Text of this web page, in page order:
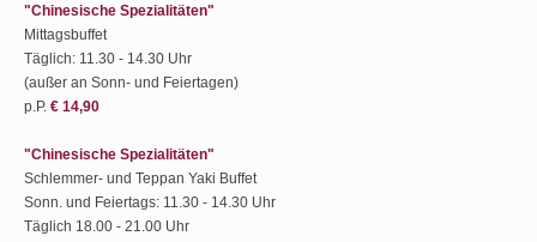
"Chinesische Spezialitäten"
Mittagsbuffet
Täglich: 11.30 - 14.30 Uhr
(außer an Sonn- und Feiertagen)
p.P. € 14,90
"Chinesische Spezialitäten"
Schlemmer- und Teppan Yaki Buffet
Sonn. und Feiertags: 11.30 - 14.30 Uhr
Täglich 18.00 - 21.00 Uhr